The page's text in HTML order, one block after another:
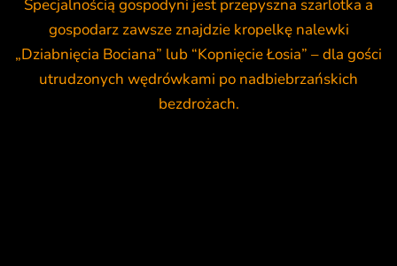
Specjalnością gospodyni jest przepyszna szarlotka a
gospodarz zawsze znajdzie kropelkę nalewki
„Dziabnięcia Bociana” lub “Kopnięcie Łosia” – dla gości
utrudzonych wędrówkami po nadbiebrzańskich
bezdrożach.